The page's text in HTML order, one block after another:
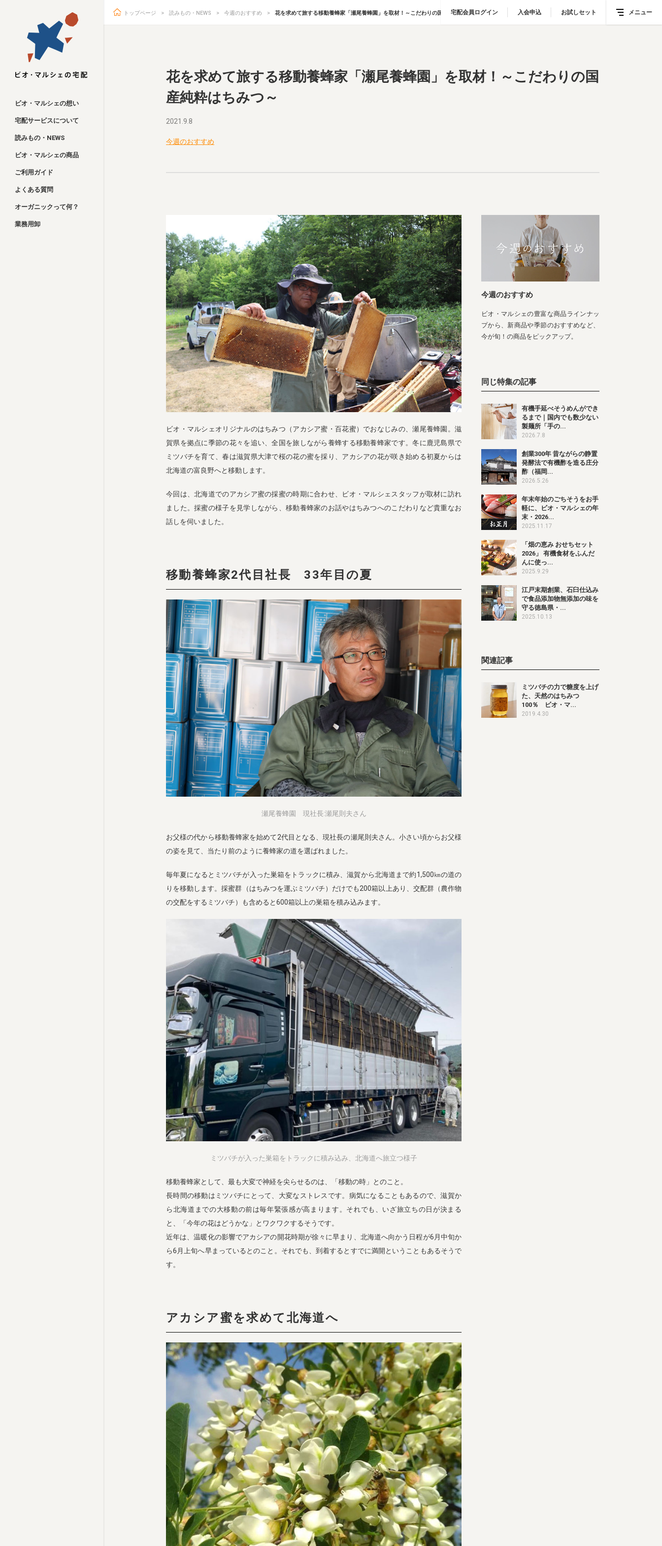
ビオ・マルシェ
ビオ・マルシェの想い
宅配サービスについて
読みもの・NEWS
ビオ・マルシェの商品
ご利用ガイド
よくある質問
オーガニックって何？
業務用卸
宅配会員ログイン 入会申込 お試しセット メニュー
宅配会員ログイン 入会申込 お試しセット メニュー
トップページ 読みもの・NEWS 今週のおすすめ 花を求めて旅する移動養蜂家「瀬尾養蜂園」を取材！～こだわりの国産純粋はちみつ～
花を求めて旅する移動養蜂家「瀬尾養蜂園」を取材！～こだわりの国
産純粋はちみつ～
2021.9.8
今週のおすすめ
ビオ・マルシェオリジナルのはちみつ（アカシア蜜・百花蜜）でおなじみの、瀬尾養蜂園。滋
賀県を拠点に季節の花々を追い、全国を旅しながら養蜂する移動養蜂家です。冬に鹿児島県で
ミツバチを育て、春は滋賀県大津で桜の花の蜜を採り、アカシアの花が咲き始める初夏からは
北海道の富良野へと移動します。
今回は、北海道でのアカシア蜜の採蜜の時期に合わせ、ビオ・マルシェスタッフが取材に訪れ
ました。採蜜の様子を見学しながら、移動養蜂家のお話やはちみつへのこだわりなど貴重なお
話しを伺いました。
移動養蜂家2代目社長 33年目の夏
瀬尾養蜂園 現社長:瀬尾則夫さん
お父様の代から移動養蜂家を始めて2代目となる、現社長の瀬尾則夫さん。小さい頃からお父様
の姿を見て、当たり前のように養蜂家の道を選ばれました。
毎年夏になるとミツバチが入った巣箱をトラックに積み、滋賀から北海道まで約1,500㎞の道の
りを移動します。採蜜群（はちみつを運ぶミツバチ）だけでも200箱以上あり、交配群（農作物
の交配をするミツバチ）も含めると600箱以上の巣箱を積み込みます。
ミツバチが入った巣箱をトラックに積み込み、北海道へ旅立つ様子
移動養蜂家として、最も大変で神経を尖らせるのは、「移動の時」とのこと。
長時間の移動はミツバチにとって、大変なストレスです。病気になることもあるので、滋賀か
ら北海道までの大移動の前は毎年緊張感が高まります。それでも、いざ旅立ちの日が決まる
と、「今年の花はどうかな」とワクワクするそうです。
近年は、温暖化の影響でアカシアの開花時期が徐々に早まり、北海道へ向かう日程が6月中旬か
ら6月上旬へ早まっているとのこと。それでも、到着するとすでに満開ということもあるそうで
す。
アカシア蜜を求めて北海道へ
今週のおすすめ
ビオ・マルシェの豊富な商品ラインナッ
プから、新商品や季節のおすすめなど、
今が旬！の商品をピックアップ。
同じ特集の記事
有機手延べそうめんができ
るまで｜国内でも数少ない
製麺所「手の...
2026.7.8
創業300年 昔ながらの静置
発酵法で有機酢を造る庄分
酢（福岡...
2026.5.26
年末年始のごちそうをお手
軽に、ビオ・マルシェの年
末・2026...
2025.11.17
「畑の恵み おせちセット
2026」 有機食材をふんだ
んに使っ...
2025.9.29
江戸末期創業、石臼仕込み
で食品添加物無添加の味を
守る徳島県・...
2025.10.13
関連記事
ミツバチの力で糖度を上げ
た、天然のはちみつ
100％ ビオ・マ...
2019.4.30